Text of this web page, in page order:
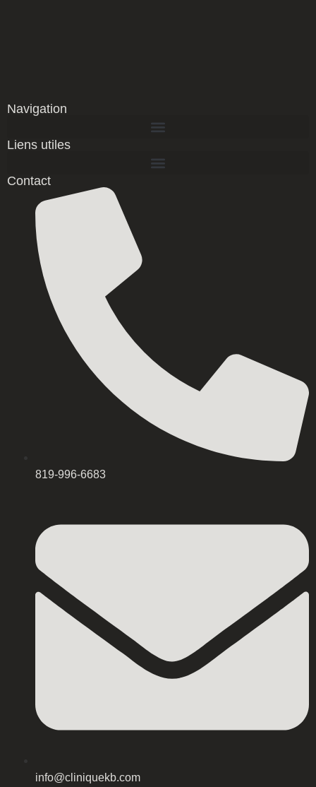
Navigation
Liens utiles
Contact
819-996-6683
info@cliniquekb.com